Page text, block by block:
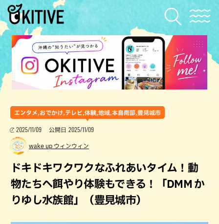
エンタメ,おでかけ,テレビ,体験,地域,本島南部,豊見城市
2025/11/09 公開日 2025/11/09
wake up ウィンウィン
ドキドキワクワクなふれあいタイム！動
物たちへ餌やり体験もできる！「DMM か
りゆし水族館」（豊見城市）